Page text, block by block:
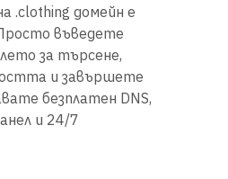
.clothing домейн е
въведете
за търсене,
и завършете
безплатен DNS,
и 24/7